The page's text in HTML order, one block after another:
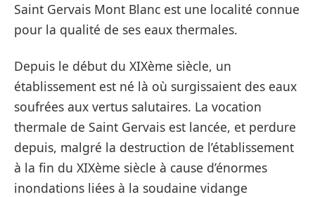
Saint Gervais Mont Blanc est une localité connue
pour la qualité de ses eaux thermales.
Depuis le début du XIXème siècle, un
établissement est né là où surgissaient des eaux
soufrées aux vertus salutaires. La vocation
thermale de Saint Gervais est lancée, et perdure
depuis, malgré la destruction de l’établissement
à la fin du XIXème siècle à cause d’énormes
inondations liées à la soudaine vidange